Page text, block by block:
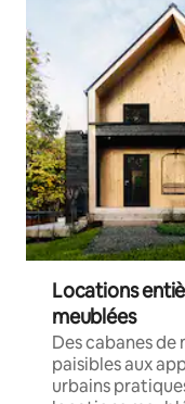
Locations
meublées
Des cabanes
paisibles aux
urbains